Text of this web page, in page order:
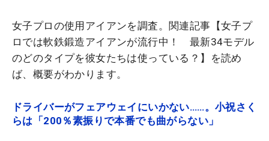
女子プロの使用アイアンを調査。関連記事【女子プ
ロでは軟鉄鍛造アイアンが流行中！ 最新34モデル
のどのタイプを彼女たちは使っている？】を読め
ば、概要がわかります。
ドライバーがフェアウェイにいかない……。小祝さく
らは「200％素振りで本番でも曲がらない」